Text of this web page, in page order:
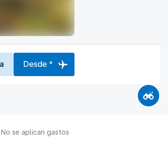
Desde *
se aplican gastos